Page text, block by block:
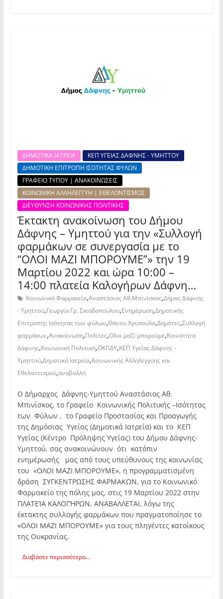
ΔΗΜΟΤΙΚΑ ΙΑΤΡΕΙΑ
ΚΕΠ ΥΓΕΙΑΣ ΔΑΦΝΗΣ - ΥΜΗΤΤΟΥ
ΔΗΜΟΤΙΚΗ ΕΠΙΤΡΟΠΗ ΙΣΟΤΗΤΑΣ ΦΥΛΩΝ
ΓΡΑΦΕΙΟ ΤΥΠΟΥ | ΑΝΑΚΟΙΝΩΣΕΙΣ
ΚΟΙΝΩΝΙΚΗ ΑΛΛΗΛΕΓΓΥΗ | ΕΘΕΛΟΝΤΙΣΜΟΣ
ΔΙΕΥΘΥΝΣΗ ΚΟΙΝΩΝΙΚΗΣ ΠΟΛΙΤΙΚΗΣ
Έκτακτη ανακοίνωση του Δήμου
Δάφνης – Υμηττού για την «Συλλογή
φαρμάκων σε συνεργασία με το
“ΟΛΟΙ ΜΑΖΙ ΜΠΟΡΟΥΜΕ”» την 19
Μαρτίου 2022 και ώρα 10:00 –
14:00 πλατεία Καλογήρων Δάφνη…
Κοινωνικό Φαρμακείο,Αναστάσιος Αθ.Μπινίσκος,Δήμος Δάφνης
- Υμηττού,Γεωργία Γρ. Σκιαδοπούλου,Ενημέρωση,Δημοτικής
Επιτροπής Ισότητας των φύλων,Θάνου Χρυσούλα,Δημότες,Συλλογή
φαρμάκων,Ανακοίνωση,Πολίτες,Ολοι μαζί μπορούμε,Κοινότητα
Δάφνης,Κοινωνική Πολιτική,ΟΚΠΔΥ,ΚΕΠ Υγείας Δάφνης -
Υμηττού,Δημοτικά Ιατρεία,Κοινωνικής Αλληλεγγύης και
Εθελοντισμού,αναβολλή
Ο Δήμαρχος Δάφνης-Υμηττού Αναστάσιος Αθ.
Μπινίσκος, το Γραφείο Κοινωνικής Πολιτικής –Ισότητας
των Φύλων , το Γραφείο Προστασίας και Προαγωγής
της Δημόσιας Υγείας (Δημοτικά Ιατρεία) και το ΚΕΠ
Υγείας (Κέντρο Πρόληψης Υγείας) του Δήμου Δάφνης-
Υμηττού, σας ανακοινώνουν ότι κατόπιν
ενημέρωσής μας από τους υπεύθυνους της κοινωνίας
του «ΟΛΟΙ ΜΑΖΙ ΜΠΟΡΟΥΜΕ», η προγραμματισμένη
δράση ΣΥΓΚΕΝΤΡΩΣΗΣ ΦΑΡΜΑΚΩΝ, για το Κοινωνικό
Φαρμακείο της πόλης μας, στις 19 Μαρτίου 2022 στην
ΠΛΑΤΕΊΑ ΚΑΛΟΓΉΡΩΝ, ΑΝΑΒΑΛΛΕΤΑΙ, λόγω της
έκτακτης συλλογής φαρμάκων που πραγματοποίησε το
«ΟΛΟΙ ΜΑΖΙ ΜΠΟΡΟΥΜΕ» για τους πληγέντες κατοίκους
της Ουκρανίας.
Διαβάστε περισσότερα...